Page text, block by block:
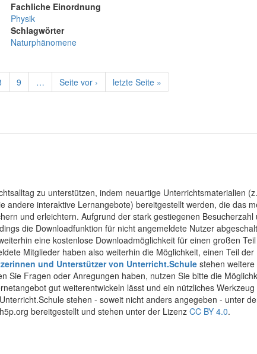
Fachliche Einordnung
Physik
Schlagwörter
Naturphänomene
Page
9 …
Nächste
Seite
Seite vor ›
Letzte
Seite
letzte Seite »
zu unterstützen, indem neuartige Unterrichtsmaterialien
interaktive Lernangebote) bereitgestellt werden, die das
und erleichtern. Aufgrund der stark gestiegenen Besucherzahl
die Downloadfunktion für nicht angemeldete Nutzer
eine kostenlose Downloadmöglichkeit für einen großen
Mitglieder haben also weiterhin die Möglichkeit, einen Teil der
und Unterstützer von Unterricht.Schule stehen weitere
Sie Fragen oder Anregungen haben, nutzen Sie bitte die
gut weiterentwickeln lässt und ein nützliches
stehen - soweit nicht anders angegeben - unter
bereitgestellt und stehen unter der LizenzCC BY 4.0.